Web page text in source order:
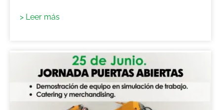
> Leer más